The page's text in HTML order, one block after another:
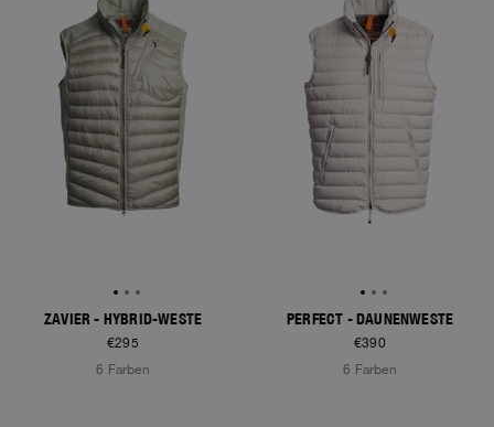
ZAVIER - HYBRID-WESTE
€295
6 Farben
PERFECT - DAUNENWESTE
€390
6 Farben